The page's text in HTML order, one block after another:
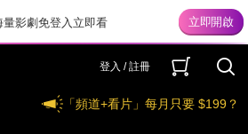
影劇免登入立即看
登入 / 註冊
「頻道+看片」每月只要 $199？